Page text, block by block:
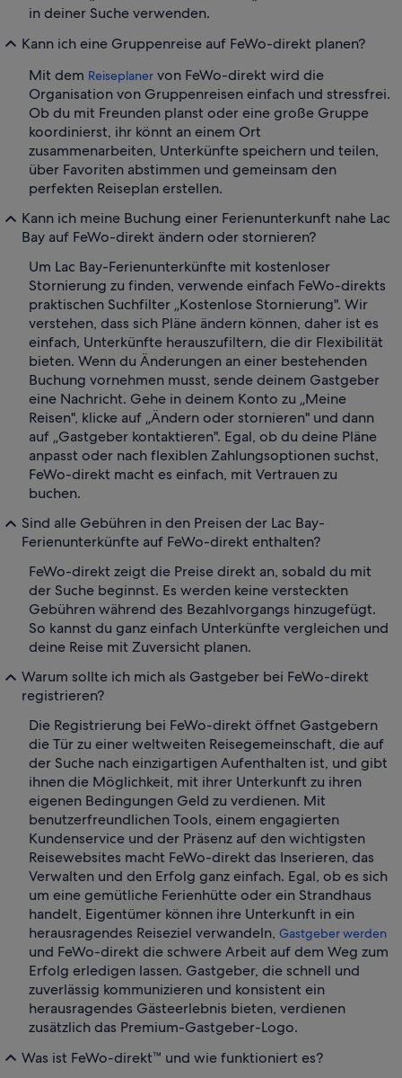
in deiner Suche verwenden.
Kann ich eine Gruppenreise auf FeWo-direkt planen?
Mit dem Reiseplaner von FeWo-direkt wird die
Organisation von Gruppenreisen einfach und stressfrei.
Ob du mit Freunden planst oder eine große Gruppe
koordinierst, ihr könnt an einem Ort
zusammenarbeiten, Unterkünfte speichern und teilen,
über Favoriten abstimmen und gemeinsam den
perfekten Reiseplan erstellen.
Kann ich meine Buchung einer Ferienunterkunft nahe Lac
Bay auf FeWo-direkt ändern oder stornieren?
Um Lac Bay-Ferienunterkünfte mit kostenloser
Stornierung zu finden, verwende einfach FeWo-direkts
praktischen Suchfilter „Kostenlose Stornierung". Wir
verstehen, dass sich Pläne ändern können, daher ist es
einfach, Unterkünfte herauszufiltern, die dir Flexibilität
bieten. Wenn du Änderungen an einer bestehenden
Buchung vornehmen musst, sende deinem Gastgeber
eine Nachricht. Gehe in deinem Konto zu „Meine
Reisen", klicke auf „Ändern oder stornieren" und dann
auf „Gastgeber kontaktieren". Egal, ob du deine Pläne
anpasst oder nach flexiblen Zahlungsoptionen suchst,
FeWo-direkt macht es einfach, mit Vertrauen zu
buchen.
Sind alle Gebühren in den Preisen der Lac Bay-
Ferienunterkünfte auf FeWo-direkt enthalten?
FeWo-direkt zeigt die Preise direkt an, sobald du mit
der Suche beginnst. Es werden keine versteckten
Gebühren während des Bezahlvorgangs hinzugefügt.
So kannst du ganz einfach Unterkünfte vergleichen und
deine Reise mit Zuversicht planen.
Warum sollte ich mich als Gastgeber bei FeWo-direkt
registrieren?
Die Registrierung bei FeWo-direkt öffnet Gastgebern
die Tür zu einer weltweiten Reisegemeinschaft, die auf
der Suche nach einzigartigen Aufenthalten ist, und gibt
ihnen die Möglichkeit, mit ihrer Unterkunft zu ihren
eigenen Bedingungen Geld zu verdienen. Mit
benutzerfreundlichen Tools, einem engagierten
Kundenservice und der Präsenz auf den wichtigsten
Reisewebsites macht FeWo-direkt das Inserieren, das
Verwalten und den Erfolg ganz einfach. Egal, ob es sich
um eine gemütliche Ferienhütte oder ein Strandhaus
handelt, Eigentümer können ihre Unterkunft in ein
herausragendes Reiseziel verwandeln, Gastgeber werden
und FeWo-direkt die schwere Arbeit auf dem Weg zum
Erfolg erledigen lassen. Gastgeber, die schnell und
zuverlässig kommunizieren und konsistent ein
herausragendes Gästeerlebnis bieten, verdienen
zusätzlich das Premium-Gastgeber-Logo.
Was ist FeWo-direkt™ und wie funktioniert es?